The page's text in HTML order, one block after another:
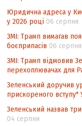
Юридична адреса у
у 2026 році 06 серпня
ЗМІ: Трамп вимагав
боєприпасів 06 серпня
ЗМІ: Трамп відмовив
перехоплювачах для
Зеленський доручив
прискореного вступу"
Зеленський назвав
04 серпня